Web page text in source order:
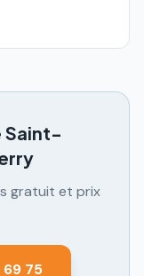
Saint-
gratuit et prix
69 75